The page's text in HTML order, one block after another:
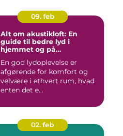
09. feb
Alt om akustikloft: En
guide til bedre lyd i
hjemmet og på
En god lydoplevelse er
afgørende for komfort og
velvære i ethvert rum, hvad
enten det e...
02. feb